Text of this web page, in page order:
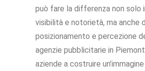
può fare la differenza non solo
visibilità e notorietà, ma anche
posizionamento e percezione
agenzie pubblicitarie in
aziende a costruire